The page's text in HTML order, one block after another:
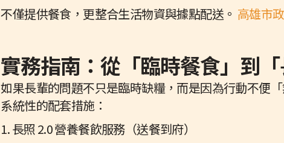
不僅提供餐食，更整合生活物資與據點配送。 高雄市
實務指南：從「臨時餐食」到「
如果長輩的問題不只是臨時缺糧，而是因為行動不便
系統性的配套措施：
1. 長照 2.0 營養餐飲服務（送餐到府）